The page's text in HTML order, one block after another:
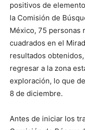
positivos de
la Comisión de
México, 75
cuadrados en el
resultados
regresar a la zona
exploración, lo que
8 de diciembre.
Antes de iniciar los